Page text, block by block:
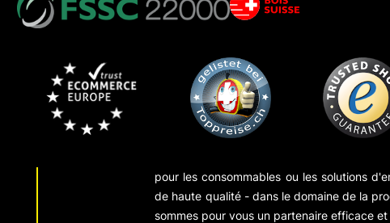
pour les consommables ou les solutions
de haute qualité - dans le domaine de la
sommes pour vous un partenaire efficace